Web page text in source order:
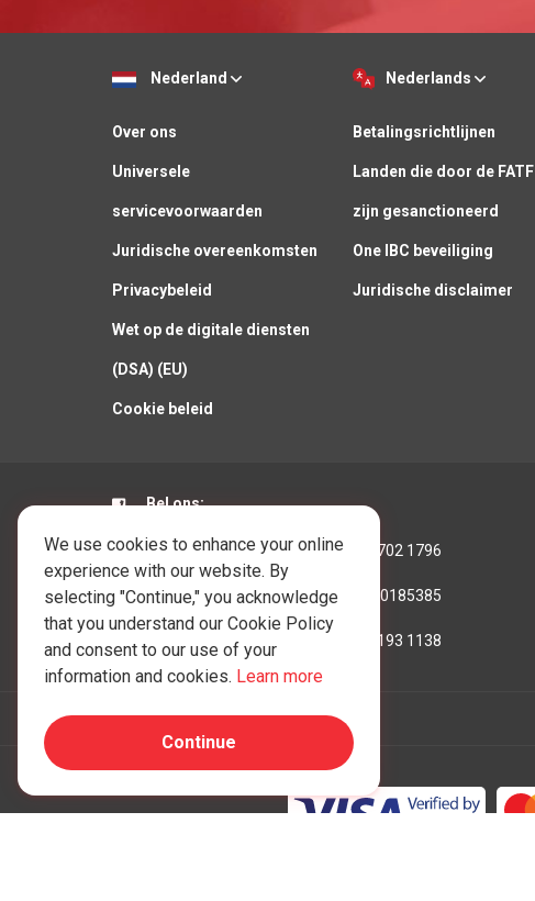
Nederland Nederlands
Over ons
Universele
servicevoorwaarden
Juridische overeenkomsten
Privacybeleid
Wet op de digitale diensten
(DSA) (EU)
Cookie beleid
Betalingsrichtlijnen
Landen die door de FATF
zijn gesanctioneerd
One IBC beveiliging
Juridische disclaimer
We use cookies to enhance your online
experience with our website. By
selecting "Continue," you acknowledge
that you understand our Cookie Policy
and consent to our use of your
information and cookies. Learn more
Continue
Bel ons:
Hongkong: +852 3702 1796
Australië: +61390185385
Verenigd Koninkrijk: +44207193 1138